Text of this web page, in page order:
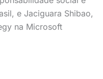
e Jaciguara Shibao,
na Microsoft